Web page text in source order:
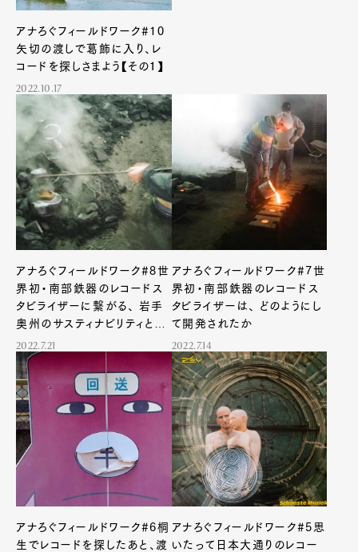
Art&DesignWatchFashion
GourmetCars
ProductCulture Lifestyle
Pen Membership
Magazine
Official Columnist
Pen Meet
Pen international Pen tw
アナろぐフィールドワーク#10
矢切の渡しで葛飾に入り、レ
コードを探しさまよう【その１】
2022.10.17
アナろぐフィールドワーク#8世
界初・南部鉄器のレコードス
タビライザーに繋がる、 岩手
奥州のサスティナビリティとそ
の歴史
2022.7.21
アナろぐフィールドワーク#7世
界初・南部鉄器のレコードス
タビライザーは、 どのようにし
て開発されたか
2022.7.14
アナろぐフィールドワーク#6桐
生でレコードを探したあと、渡
アナろぐフィールドワーク#5思
いたって日本大通りのレコー